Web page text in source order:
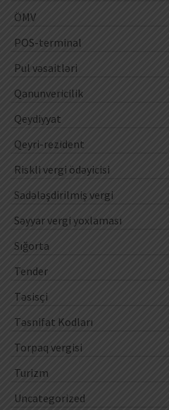
ÖMV
POS-terminal
Pul vəsaitləri
Qanunvericilik
Qeydiyyat
Qeyri-rezident
Riskli vergi ödəyicisi
Sadələşdirilmiş vergi
Səyyar vergi yoxlaması
Sığorta
Tender
Təsisçi
Təsnifat Kodları
Torpaq vergisi
Turizm
Uncategorized